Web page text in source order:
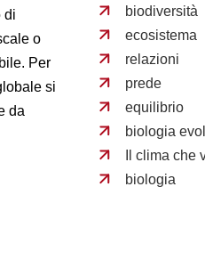
di
o
Per
si
da
biodiversità
ecosistema
relazioni
prede
equilibrio
biologia
Il clima che
biologia